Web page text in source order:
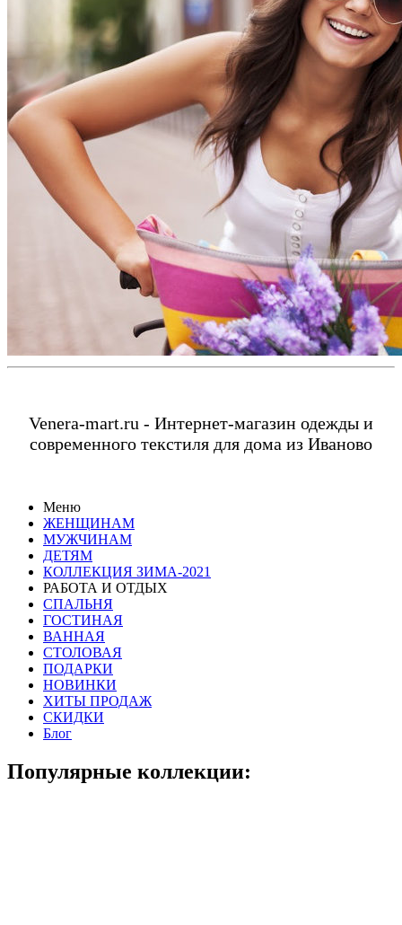
Venera-mart.ru - Интернет-магазин одежды и
современного текстиля для дома из Иваново
Меню
ЖЕНЩИНАМ
МУЖЧИНАМ
ДЕТЯМ
КОЛЛЕКЦИЯ ЗИМА-2021
РАБОТА И ОТДЫХ
СПАЛЬНЯ
ГОСТИНАЯ
ВАННАЯ
СТОЛОВАЯ
ПОДАРКИ
НОВИНКИ
ХИТЫ ПРОДАЖ
СКИДКИ
Блог
Популярные коллекции: